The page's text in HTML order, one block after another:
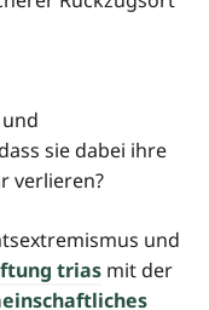
sie dabei ihre
verlieren?
und
trias mit der